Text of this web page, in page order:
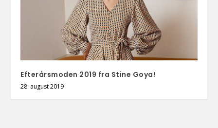
Efterårsmoden 2019 fra Stine Goya!
28. august 2019